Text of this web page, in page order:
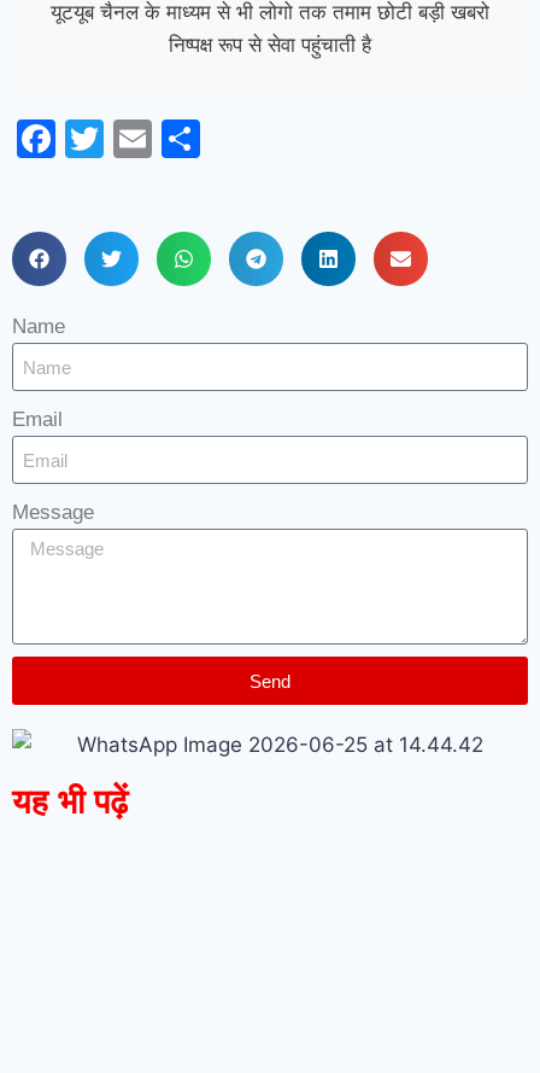
यूटयूब चैनल के माध्यम से भी लोगो तक तमाम छोटी बड़ी खबरो
निष्पक्ष रूप से सेवा पहुंचाती है
Facebook
TwitterEmail
Name
Email
Message
Send
यह भी पढ़ें